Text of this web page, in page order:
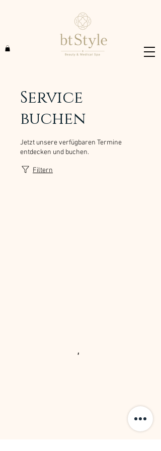
Service
buchen
Jetzt unsere verfügbaren Termine
entdecken und buchen.
Filtern